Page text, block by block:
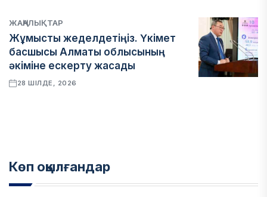
ЖАҢАЛЫҚТАР
Жұмысты жеделдетіңіз. Үкімет
басшысы Алматы облысының
әкіміне ескерту жасады
28 ШІЛДЕ, 2026
Көп оқылғандар